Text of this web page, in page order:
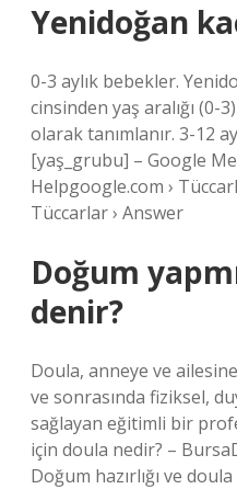
Yenidoğan
0-3 aylık bebekler.
cinsinden yaş aralığı (0-
olarak tanımlanır. 3-12
[yaş_grubu] – Google
Helpgoogle.com ›
Tüccarlar › Answer
Doğum
denir?
Doula, anneye ve
ve sonrasında fiziksel,
sağlayan eğitimli bir
için doula nedir? –
Doğum hazırlığı ve